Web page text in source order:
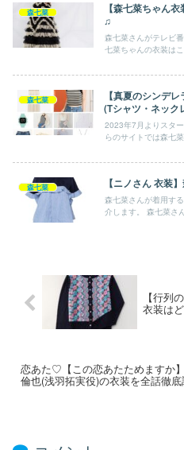
森七菜
【森七菜ちゃん
♫
森七菜さんがテレビ
七菜ちゃんの衣装はこ
森七菜
【真夏のシンデ
(Tシャツ・ネック
2023年7月よりスタ
らのサイトでは森七菜
森七菜 【ニノさん 衣装
森七菜さんが着用す
介します。 森七菜さ
【行列
衣装は
恋あた♡【この恋あたためますか
倫也(浅羽拓実役)の衣装を全話徹底